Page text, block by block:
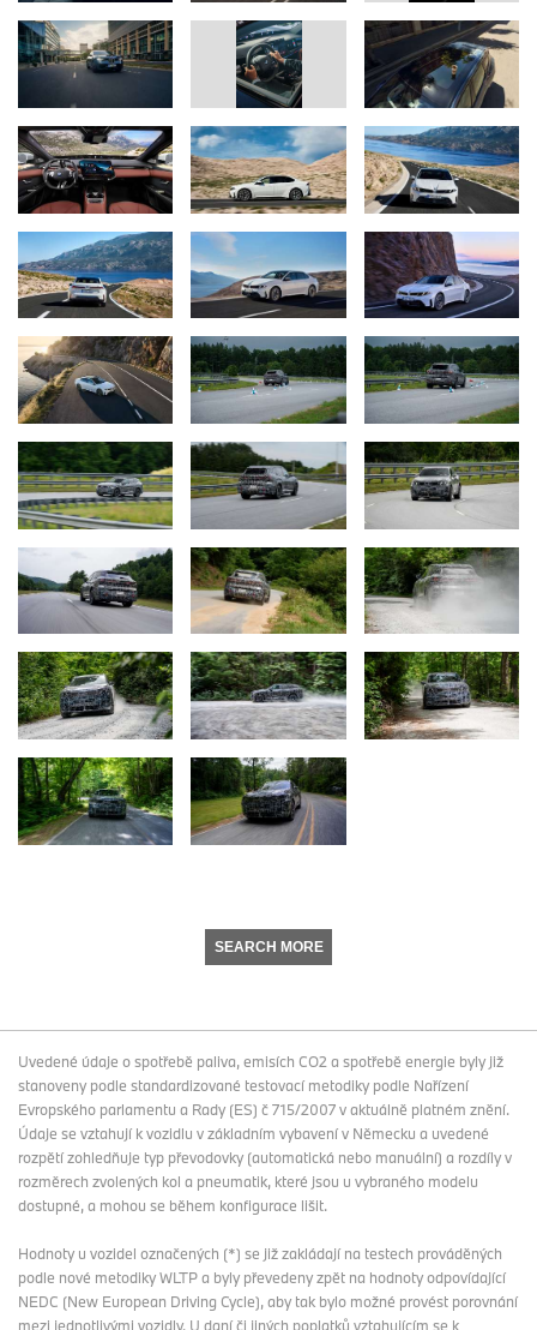
SEARCH MORE
Uvedené údaje o spotřebě paliva, emisích CO2 a spotřebě energie byly již
stanoveny podle standardizované testovací metodiky podle Nařízení
Evropského parlamentu a Rady (ES) č 715/2007 v aktuálně platném znění.
Údaje se vztahují k vozidlu v základním vybavení v Německu a uvedené
rozpětí zohledňuje typ převodovky (automatická nebo manuální) a rozdíly v
rozměrech zvolených kol a pneumatik, které jsou u vybraného modelu
dostupné, a mohou se během konfigurace lišit.
Hodnoty u vozidel označených (*) se již zakládají na testech prováděných
podle nové metodiky WLTP a byly převedeny zpět na hodnoty odpovídající
NEDC (New European Driving Cycle), aby tak bylo možné provést porovnání
mezi jednotlivými vozidly. U daní či jiných poplatků vztahujícím se k